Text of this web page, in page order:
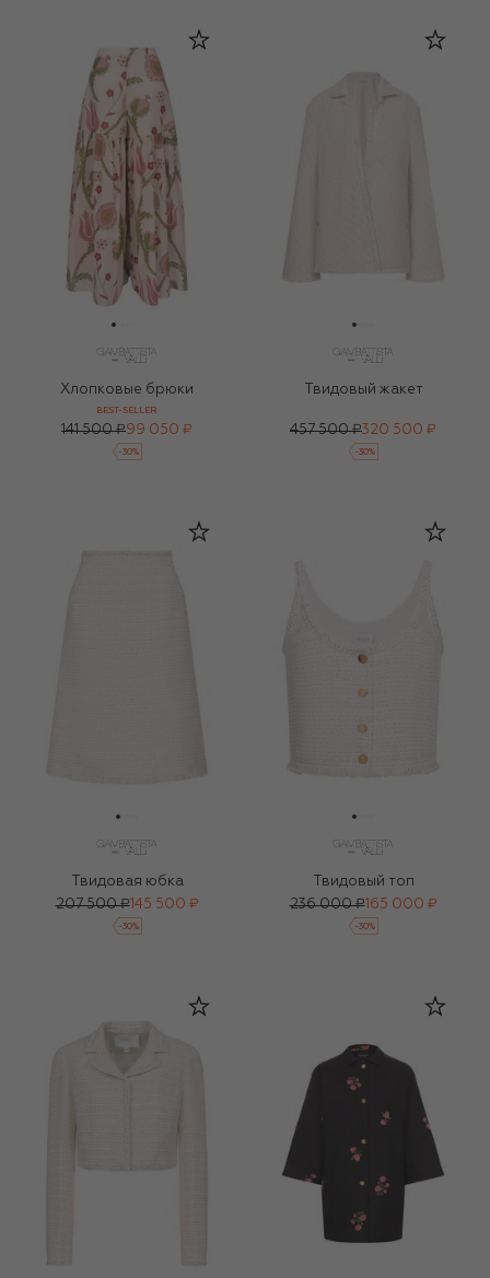
Хлопковые брюки
BEST-SELLER
141 500 ₽99 050 ₽
-30%
Твидовый жакет
457 500 ₽320 500 ₽
-30%
Твидовая юбка
207 500 ₽145 500 ₽
-30%
Твидовый топ
236 000 ₽165 000 ₽
-30%